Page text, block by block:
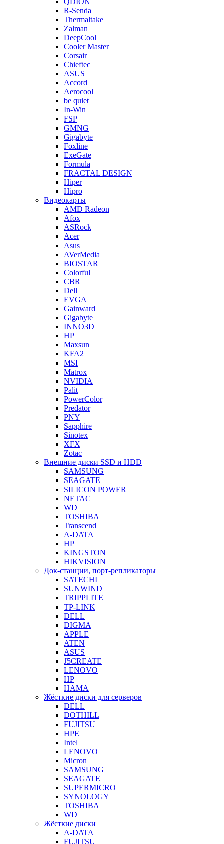
R-Senda
Thermaltake
Zalman
DeepCool
Cooler Master
Corsair
Chieftec
ASUS
Accord
Aerocool
be quiet
In-Win
FSP
GMNG
Gigabyte
Foxline
ExeGate
Formula
FRACTAL DESIGN
Hiper
Hipro
Видеокарты
AMD Radeon
Afox
ASRock
Acer
Asus
AVerMedia
BIOSTAR
Colorful
CBR
Dell
EVGA
Gainward
Gigabyte
INNO3D
HP
Maxsun
KFA2
MSI
Matrox
NVIDIA
Palit
PowerColor
Predator
PNY
Sapphire
Sinotex
XFX
Zotac
Внешние диски SSD и HDD
SAMSUNG
SEAGATE
SILICON POWER
NETAC
WD
TOSHIBA
Transcend
A-DATA
HP
KINGSTON
HIKVISION
Док-станции, порт-репликаторы
SATECHI
SUNWIND
TRIPPLITE
TP-LINK
DELL
DIGMA
APPLE
ATEN
ASUS
J5CREATE
LENOVO
HP
HAMA
Жёсткие диски для серверов
DELL
DOTHILL
FUJITSU
HPE
Intel
LENOVO
Micron
SAMSUNG
SEAGATE
SUPERMICRO
SYNOLOGY
TOSHIBA
WD
Жёсткие диски
A-DATA
FUJITSU